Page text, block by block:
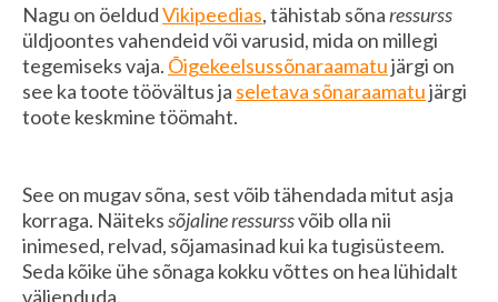
Nagu on öeldudVikipeedias, tähistab sõnaressurss
üldjoontes vahendeid või varusid, mida on millegi
tegemiseks vaja. Õigekeelsussõnaraamatujärgi on
see ka toote töövältus ja seletava sõnaraamatujärgi
toote keskmine töömaht.
See on mugav sõna, sest võib tähendada mitut asja
korraga. Näitekssõjaline ressurssvõib olla nii
inimesed, relvad, sõjamasinad kui ka tugisüsteem.
Seda kõike ühe sõnaga kokku võttes on hea lühidalt
väljenduda.